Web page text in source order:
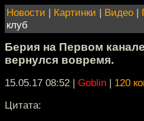
Новости | Картинки | Видео |
клуб
Берия на Первом
вернулся вовремя.
15.05.17 08:52 | Goblin | 120
Цитата: